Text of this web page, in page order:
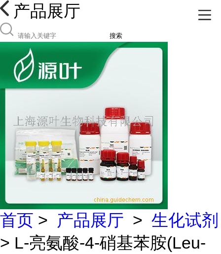
产品展厅
搜索
首页 > 产品展厅 > 生化试剂
> L-亮氨酸-4-硝基苯胺(Leu-